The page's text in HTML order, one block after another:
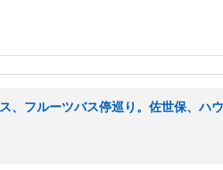
、フルーツバス停巡り。佐世保、ハウ